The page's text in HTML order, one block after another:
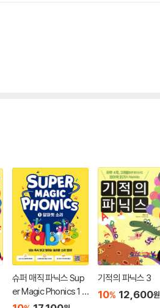
슈퍼 매직 파닉스 Sup
er Magic Phonics 1 :
알파벳 소리
기적의 파닉스 3
10% 12,600원